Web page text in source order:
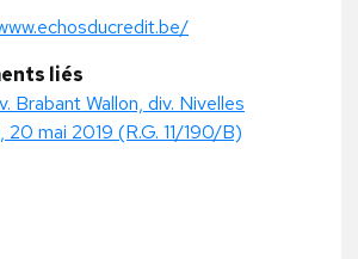
liés
Brabant Wallon, div. Nivelles
20 mai 2019 (R.G. 11/190/B)